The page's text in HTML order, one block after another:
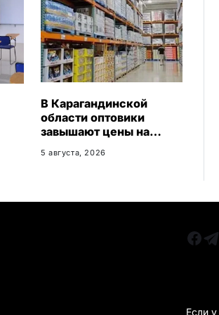
В Карагандинской
области оптовики
завышают цены на
5 августа, 2026
Если